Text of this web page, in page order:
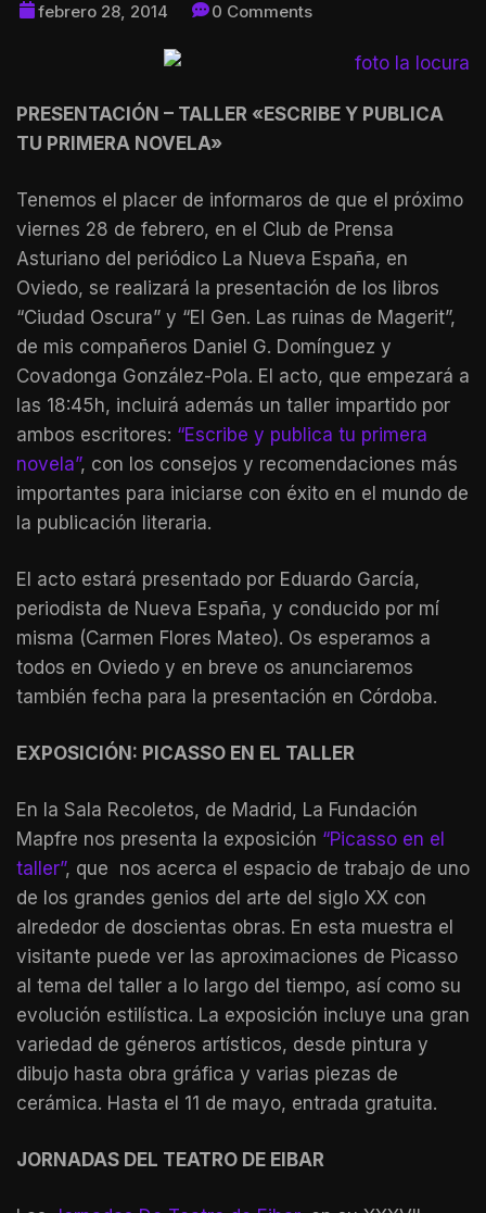
febrero 28, 2014 0 Comments
PRESENTACIÓN – TALLER «ESCRIBE Y PUBLICA
TU PRIMERA NOVELA»
Tenemos el placer de informaros de que el próximo
viernes 28 de febrero, en el Club de Prensa
Asturiano del periódico La Nueva España, en
Oviedo, se realizará la presentación de los libros
“Ciudad Oscura” y “El Gen. Las ruinas de Magerit”,
de mis compañeros Daniel G. Domínguez y
Covadonga González-Pola. El acto, que empezará a
las 18:45h, incluirá además un taller impartido por
ambos escritores: “Escribe y publica tu primera
novela”, con los consejos y recomendaciones más
importantes para iniciarse con éxito en el mundo de
la publicación literaria.
El acto estará presentado por Eduardo García,
periodista de Nueva España, y conducido por mí
misma (Carmen Flores Mateo). Os esperamos a
todos en Oviedo y en breve os anunciaremos
también fecha para la presentación en Córdoba.
EXPOSICIÓN: PICASSO EN EL TALLER
En la Sala Recoletos, de Madrid, La Fundación
Mapfre nos presenta la exposición “Picasso en el
taller”, que nos acerca el espacio de trabajo de uno
de los grandes genios del arte del siglo XX con
alrededor de doscientas obras. En esta muestra el
visitante puede ver las aproximaciones de Picasso
al tema del taller a lo largo del tiempo, así como su
evolución estilística. La exposición incluye una gran
variedad de géneros artísticos, desde pintura y
dibujo hasta obra gráfica y varias piezas de
cerámica. Hasta el 11 de mayo, entrada gratuita.
JORNADAS DEL TEATRO DE EIBAR